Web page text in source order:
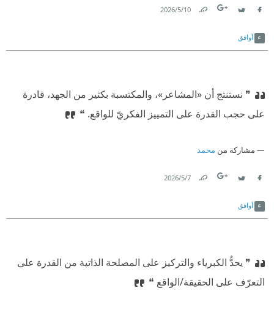
10‏/5‏/2026
أوافق
❞ نستنتج أن «المشاعر»، والمكتسبة بكثير من الجهد، قادرة
على حجب القدرة على التمييز الفكريّ للواقع. ❝
مشاركة من محمد
7‏/5‏/2026
أوافق
❞ يحدُّ الكبرياء والتركيز على المصلحة الذاتية من القدرة على
التعرّف على الحقيقة/الواقع ❝